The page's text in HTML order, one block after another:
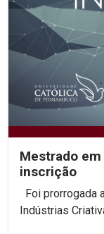
Mestrado
inscrição
Indústrias